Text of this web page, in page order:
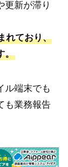
更新が滞り
れており、
。
ル端末でも
も業務報告